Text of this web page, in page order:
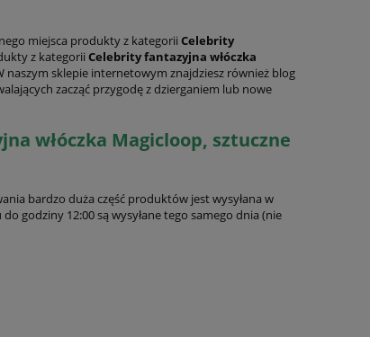
miejsca produkty z kategorii Celebrity
z kategorii Celebrity fantazyjna włóczka
sklepie internetowym znajdziesz również blog
zacząć przygodę z dzierganiem lub nowe
włóczka Magicloop, sztuczne
bardzo duża część produktów jest wysyłana w
godziny 12:00 są wysyłane tego samego dnia (nie